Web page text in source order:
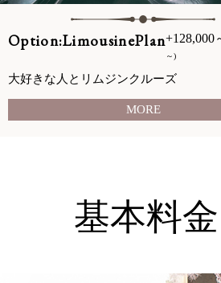
Option:LimousinePlan+128,000
～)
大好きな人とリムジンクルーズ
MORE
基本料金